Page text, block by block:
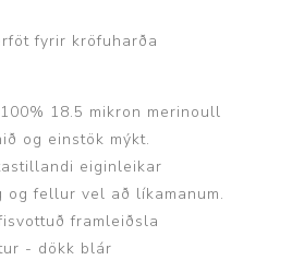
fyrir kröfuharða
18.5 mikron merinoull
og einstök mýkt.
eiginleikar
og fellur vel að líkamanum.
framleiðsla
- dökk blár